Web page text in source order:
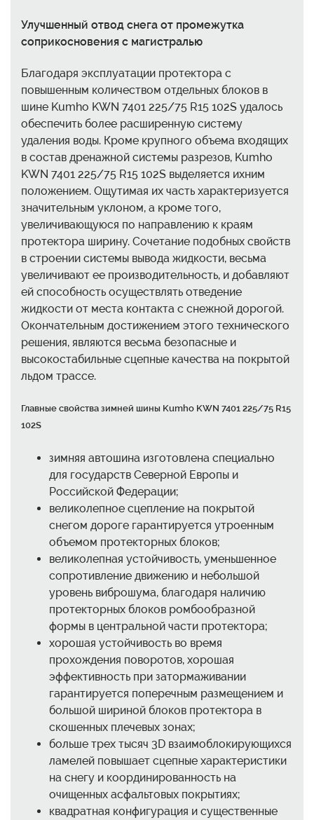
Улучшенный отвод снега от промежутка
соприкосновения с магистралью
Благодаря эксплуатации протектора с
повышенным количеством отдельных блоков в
шине Kumho KWN 7401 225/75 R15 102S удалось
обеспечить более расширенную систему
удаления воды. Кроме крупного объема входящих
в состав дренажной системы разрезов, Kumho
KWN 7401 225/75 R15 102S выделяется ихним
положением. Ощутимая их часть характеризуется
значительным уклоном, а кроме того,
увеличивающуюся по направлению к краям
протектора ширину. Сочетание подобных свойств
в строении системы вывода жидкости, весьма
увеличивают ее производительность, и добавляют
ей способность осуществлять отведение
жидкости от места контакта с снежной дорогой.
Окончательным достижением этого технического
решения, являются весьма безопасные и
высокостабильные сцепные качества на покрытой
льдом трассе.
Главные свойства зимней шины Kumho KWN 7401 225/75 R15
102S
зимняя автошина изготовлена специально
для государств Северной Европы и
Российской Федерации;
великолепное сцепление на покрытой
снегом дороге гарантируется утроенным
объемом протекторных блоков;
великолепная устойчивость, уменьшенное
сопротивление движению и небольшой
уровень виброшума, благодаря наличию
протекторных блоков ромбообразной
формы в центральной части протектора;
хорошая устойчивость во время
прохождения поворотов, хорошая
эффективность при затормаживании
гарантируется поперечным размещением и
большой шириной блоков протектора в
скошенных плечевых зонах;
больше трех тысяч 3D взаимоблокирующихся
ламелей повышает сцепные характеристики
на снегу и координированность на
очищенных асфальтовых покрытиях;
квадратная конфигурация и существенные